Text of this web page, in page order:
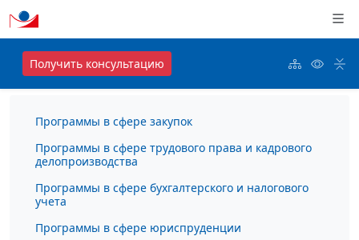
Получить консультацию
Программы в сфере закупок
Программы в сфере трудового права и кадрового
делопроизводства
Программы в сфере бухгалтерского и налогового
учета
Программы в сфере юриспруденции